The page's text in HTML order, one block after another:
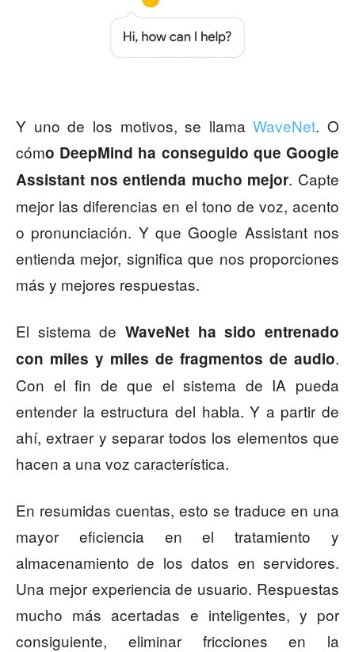
Y uno de los motivos, se llamaWaveNet. O
cómo DeepMind ha conseguido que Google
Assistant nos entienda mucho mejor. Capte
mejor las diferencias en el tono de voz, acento
o pronunciación. Y que Google Assistant nos
entienda mejor, significa que nos proporciones
más y mejores respuestas.
El sistema de WaveNet ha sido entrenado
con miles y miles de fragmentos de audio.
Con el fin de que el sistema de IA pueda
entender la estructura del habla. Y a partir de
ahí, extraer y separar todos los elementos que
hacen a una voz característica.
En resumidas cuentas, esto se traduce en una
mayor eficiencia en el tratamiento y
almacenamiento de los datos en servidores.
Una mejor experiencia de usuario. Respuestas
mucho más acertadas e inteligentes, y por
consiguiente, eliminar fricciones en la